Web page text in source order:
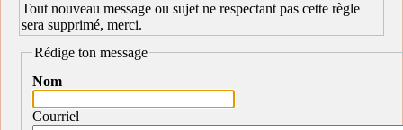
Tout nouveau message ou sujet ne respectant pas cette règle
sera supprimé, merci.
Rédige ton message
Nom
Courriel